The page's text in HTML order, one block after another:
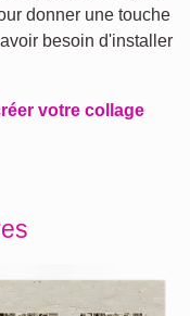
donner une touche
besoin d'installer
votre collage